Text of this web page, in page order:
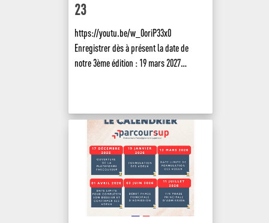
23
https://youtu.be/w_0oriP33x0
Enregistrer dès à présent la date de
notre 3ème édition : 19 mars 2027…